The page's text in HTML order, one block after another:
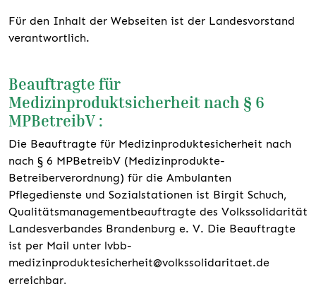
Für den Inhalt der Webseiten ist der Landesvorstand
verantwortlich.
Beauftragte für
Medizinproduktsicherheit nach § 6
MPBetreibV :
Die Beauftragte für Medizinproduktesicherheit nach
nach § 6 MPBetreibV (Medizinprodukte-
Betreiberverordnung) für die Ambulanten
Pflegedienste und Sozialstationen ist Birgit Schuch,
Qualitätsmanagementbeauftragte des Volkssolidarität
Landesverbandes Brandenburg e. V. Die Beauftragte
ist per Mail unter lvbb-
medizinproduktesicherheit@volkssolidaritaet.de
erreichbar.